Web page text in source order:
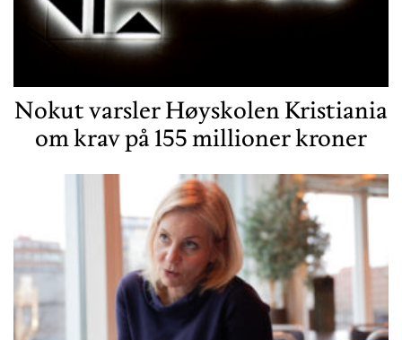
Nokut varsler Høyskolen Kristiania
om krav på 155 millioner kroner